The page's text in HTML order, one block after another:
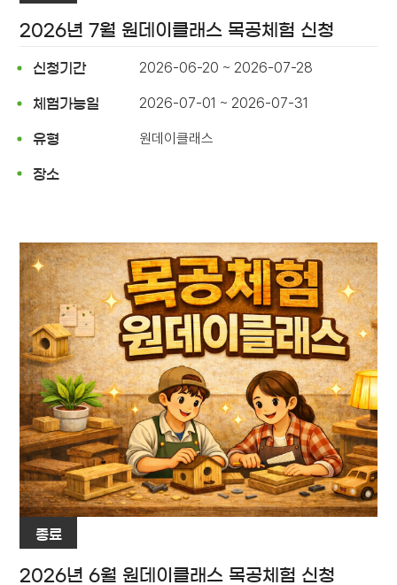
2026년 7월 원데이클래스 목공체험 신청
신청기간 2026-06-20 ~ 2026-07-28
체험가능일 2026-07-01 ~ 2026-07-31
유형 원데이클래스
장소
종료
2026년 6월 원데이클래스 목공체험 신청